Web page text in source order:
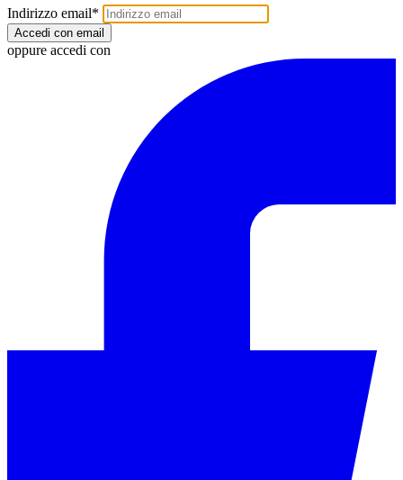
Indirizzo email*
Accedi con email
oppure accedi con